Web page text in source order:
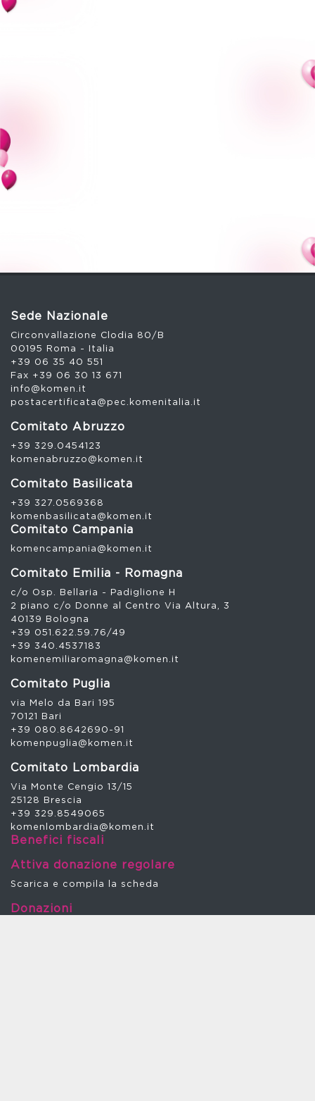
Sede Nazionale
Circonvallazione Clodia 80/B
00195 Roma - Italia
+39 06 35 40 551
Fax +39 06 30 13 671
info@komen.it
postacertificata@pec.komenitalia.it
Comitato Abruzzo
+39 329.0454123
komenabruzzo@komen.it
Comitato Basilicata
+39 327.0569368
komenbasilicata@komen.it
Comitato Campania
komencampania@komen.it
Comitato Emilia - Romagna
c/o Osp. Bellaria - Padiglione H
2 piano c/o Donne al Centro Via Altura, 3
40139 Bologna
+39 051.622.59.76/49
+39 340.4537183
komenemiliaromagna@komen.it
Comitato Puglia
via Melo da Bari 195
70121 Bari
+39 080.8642690-91
komenpuglia@komen.it
Comitato Lombardia
Via Monte Cengio 13/15
25128 Brescia
+39 329.8549065
komenlombardia@komen.it
Benefici fiscali
Attiva donazione regolare
Scarica e compila la scheda
Donazioni